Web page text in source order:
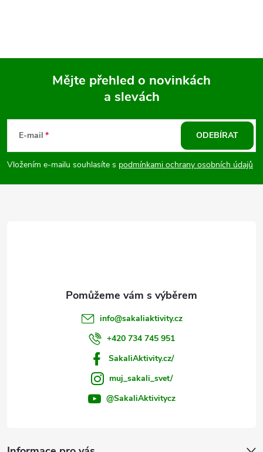
p
Mějte přehled o novinkách
a slevách
E-mail
Vložením e-mailu souhlasíte s podmínkami ochrany osobních údajů
ODEBÍRAT
info@sakaliaktivity.cz
+420 734 745 951
SakaliAktivity.cz/
muj_sakali_svet/
@SakaliAktivitycz